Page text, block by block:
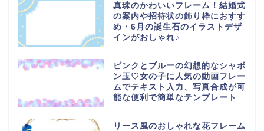
真珠のかわいいフレーム！結婚式
の案内や招待状の飾り枠におすす
め・6月の誕生石のイラストデザ
インがおしゃれ♪
ピンクとブルーの幻想的なシャボ
ン玉♡女の子に人気の動画フレー
ムでテキスト入力、写真合成が可
能な便利で簡単なテンプレート
リース風のおしゃれな花フレーム